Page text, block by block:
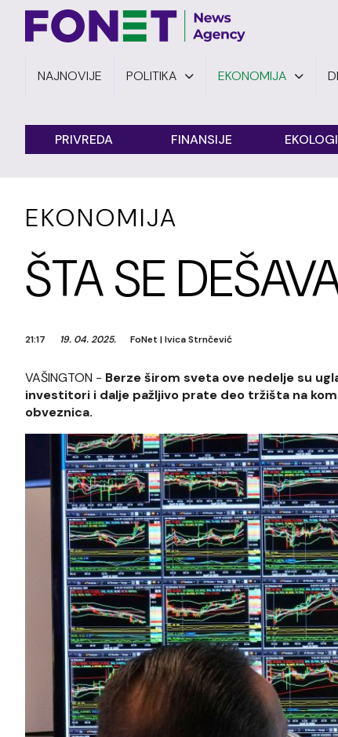
NAJNOVIJE POLITIKA EKONOMIJA
PRIVREDA FINANSIJE
EKONOMIJA
ŠTA SE
21:17 19. 04. 2025. FoNet |Ivica Strnčević
VAŠINGTON - Berze širom sveta ove nedelje su
investitori i dalje pažljivo prate deo tržišta na
obveznica.